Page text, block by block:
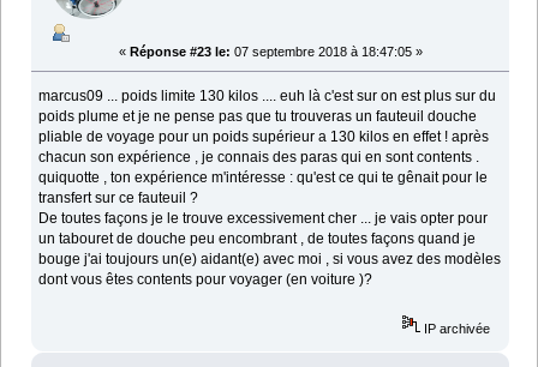
« Réponse #23 le: 07 septembre 2018 à 18:47:05 »
marcus09 ... poids limite 130 kilos .... euh là c'est sur on est plus sur du
poids plume et je ne pense pas que tu trouveras un fauteuil douche
pliable de voyage pour un poids supérieur a 130 kilos en effet ! après
chacun son expérience , je connais des paras qui en sont contents .
quiquotte , ton expérience m'intéresse : qu'est ce qui te gênait pour le
transfert sur ce fauteuil ?
De toutes façons je le trouve excessivement cher ... je vais opter pour
un tabouret de douche peu encombrant , de toutes façons quand je
bouge j'ai toujours un(e) aidant(e) avec moi , si vous avez des modèles
dont vous êtes contents pour voyager (en voiture )?
IP archivée